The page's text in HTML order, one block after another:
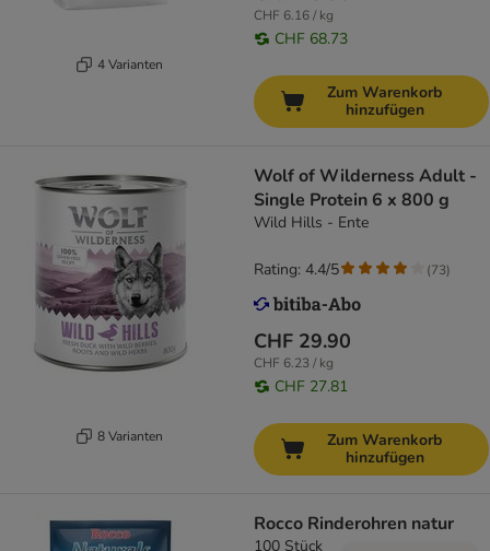
4 Varianten
CHF 6.16 / kg
CHF 68.73
Zum Warenkorb
hinzufügen
8 Varianten
Wolf of Wilderness Adult -
Single Protein 6 x 800 g
Wild Hills - Ente
CHF 29.90
CHF 6.23 / kg
CHF 27.81
Rating: 4.4/5 (73)
Zum Warenkorb
hinzufügen
Rocco Rinderohren natur
100 Stück